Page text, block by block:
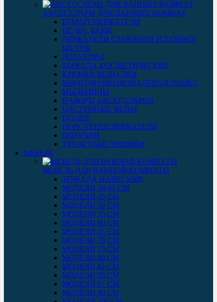
АКСЕССУАРЫ ДЛЯ ВАННЫХ КОМНАТ
БУМАГОДЕРЖАТЕЛИ
ВЕДРА, БАКИ
ДЕРЖАТЕЛИ СТАКАНОВ И ЗУБНЫХ
ЩЕТОК
ДОЗАТОРЫ
ЗЕРКАЛА КОСМЕТИЧЕСКИЕ
КРЮЧКИ ВЕШАЛКИ
МНОГОФУНКЦИОНАЛЬНАЯ ПОЛКА
МЫЛЬНИЦЫ
НАБОРЫ АКСЕССУАРОВ
НАСТЕННЫЕ ФЕНЫ
ПОЛКИ
ПОЛОТЕНЦЕДЕРЖАТЕЛИ
ПОРУЧНИ
ТУАЛЕТНЫЕ ЕРШИКИ
МЕБЕЛЬ
МЕБЕЛЬ ДЛЯ ВАННОЙ КОМНАТЫ
ЗЕРКАЛА НАВЕСНЫЕ
МОДЕЛИ 30-45 СМ
МОДЕЛИ 45 СМ
МОДЕЛИ 50 СМ
МОДЕЛИ 55 СМ
МОДЕЛИ 60 СМ
МОДЕЛИ 65 СМ
МОДЕЛИ 70 СМ
МОДЕЛИ 75 СМ
МОДЕЛИ 80 СМ
МОДЕЛИ 82 СМ
МОДЕЛИ 85 СМ
МОДЕЛИ 87 СМ
МОДЕЛИ 90 СМ